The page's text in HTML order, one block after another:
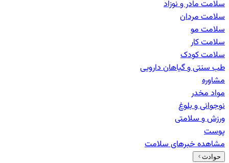
سلامت مادر و نوزاد
سلامت مردان
سلامت مو
سلامت کار
سلامت کودک
طب سنتی و گیاهان دارویی
مشاوره
مواد مخدر
نوجوانی و بلوغ
ورزش و سلامتی
پوست
مشاهده خبرهایسلامت
حوادث